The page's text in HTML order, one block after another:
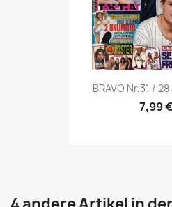

BRAVO Nr.31 /
7,99 €